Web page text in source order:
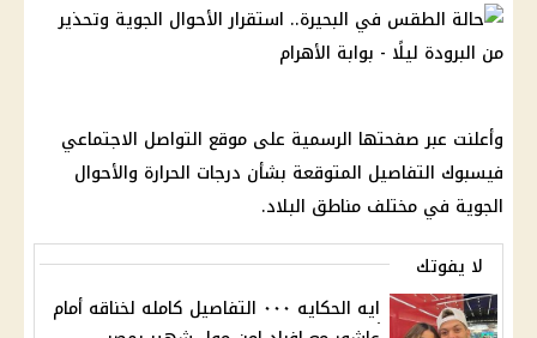
وأعلنت عبر صفحتها الرسمية على موقع التواصل الاجتماعي
فيسبوك التفاصيل المتوقعة بشأن درجات الحرارة والأحوال
الجوية في مختلف مناطق البلاد.
لا يفوتك
ايه الحكايه ٠٠٠ التفاصيل كامله لخناقه أمام